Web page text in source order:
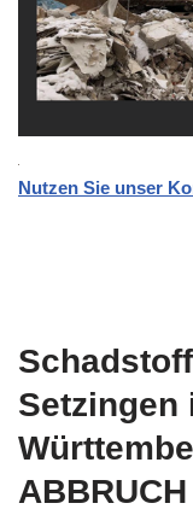
Nutzen Sie unser
Setzingen